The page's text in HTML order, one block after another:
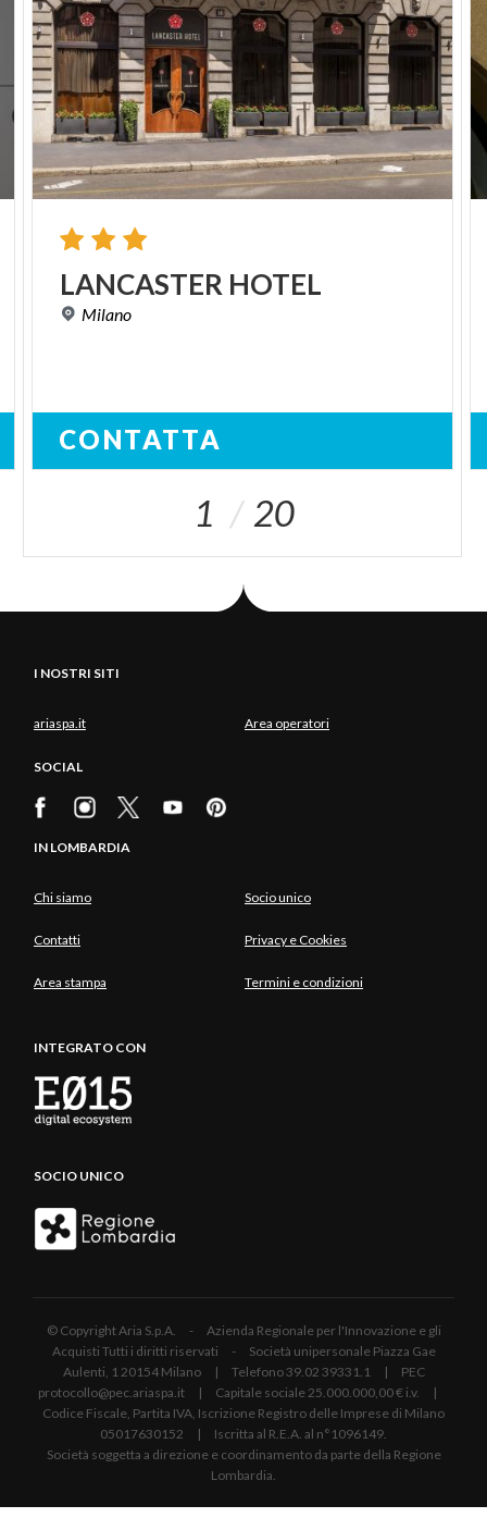
LANCASTER HOTEL
Milano
CONTATTA
1 20
I NOSTRI SITI
ariaspa.it Area operatori
SOCIAL
IN LOMBARDIA
Chi siamo Socio unico
Contatti Privacy e Cookies
Area stampa Termini e condizioni
INTEGRATO CON
SOCIO UNICO
© Copyright Aria S.p.A. - Azienda Regionale per l'Innovazione e gli
Acquisti Tutti i diritti riservati - Società unipersonale Piazza Gae
Aulenti, 1 20154 Milano | Telefono 39.02 39331.1 | PEC
protocollo@pec.ariaspa.it | Capitale sociale 25.000.000,00 € i.v. |
Codice Fiscale, Partita IVA, Iscrizione Registro delle Imprese di Milano
05017630152 | Iscritta al R.E.A. al n°1096149.
Società soggetta a direzione e coordinamento da parte della Regione
Lombardia.